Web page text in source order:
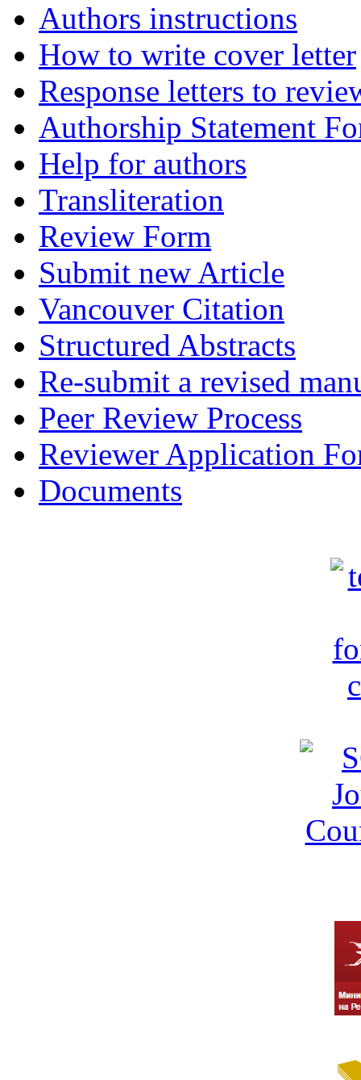
Authors instructions
How to write cover letter
Response letters to
Authorship Statement
Help for authors
Transliteration
Review Form
Submit new Article
Vancouver Citation
Structured Abstracts
Re-submit a revised
Peer Review Process
Reviewer Application
Documents